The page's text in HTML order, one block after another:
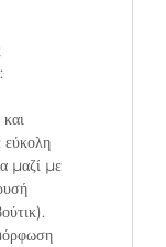
εύκολη
μαζί με